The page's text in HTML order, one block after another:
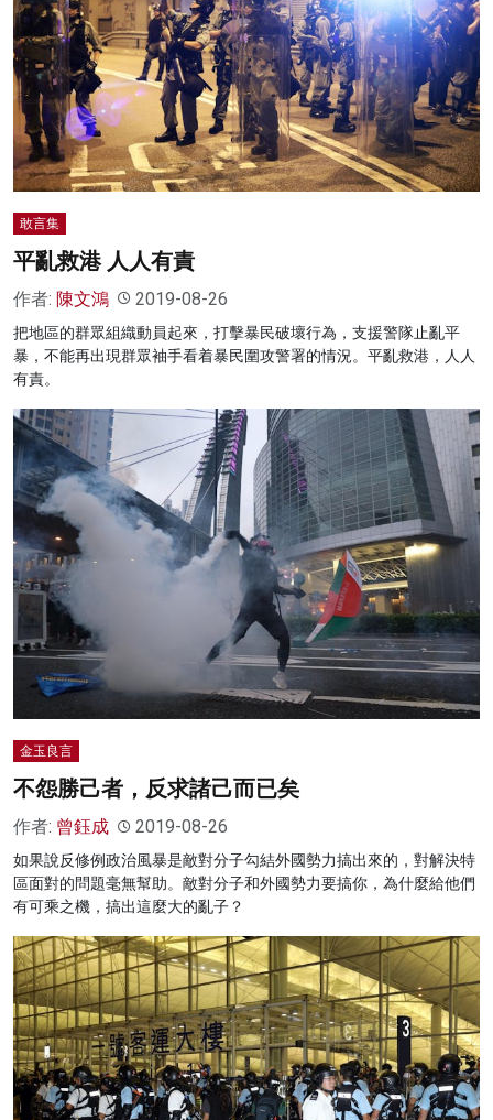
敢言集
平亂救港 人人有責
作者: 陳文鴻 2019-08-26
把地區的群眾組織動員起來，打擊暴民破壞行為，支援警隊止亂平
暴，不能再出現群眾袖手看着暴民圍攻警署的情況。平亂救港，人人
有責。
金玉良言
不怨勝己者，反求諸己而已矣
作者: 曾鈺成 2019-08-26
如果說反修例政治風暴是敵對分子勾結外國勢力搞出來的，對解決特
區面對的問題毫無幫助。敵對分子和外國勢力要搞你，為什麼給他們
有可乘之機，搞出這麼大的亂子？